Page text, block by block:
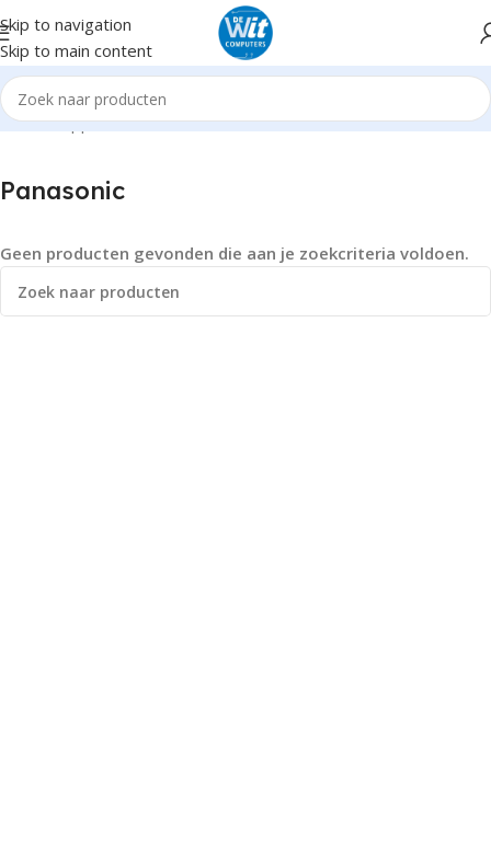
Skip to navigation
Skip to main content
Home Supplies Panasonic
Panasonic
Geen producten gevonden die aan je zoekcriteria voldoen.